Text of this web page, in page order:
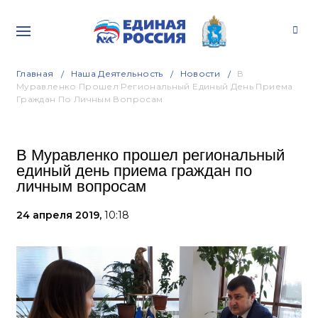
Главная Наша Деятельность Новости
В
Муравленко Прошел Региональный Единый День Приема
Граждан По Личным Вопросам
В Муравленко прошел региональный
единый день приема граждан по
личным вопросам
24 апреля 2019, 10:18